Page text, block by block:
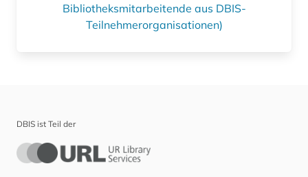
Bibliotheksmitarbeitende aus DBIS-
Teilnehmerorganisationen)
DBIS ist Teil der